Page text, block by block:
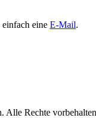
eine E-Mail.
Alle Rechte